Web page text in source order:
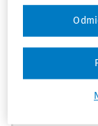
Celý